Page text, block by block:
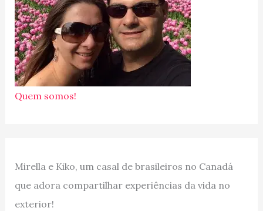
Quem somos!
Mirella e Kiko, um casal de brasileiros no Canadá
que adora compartilhar experiências da vida no
exterior!